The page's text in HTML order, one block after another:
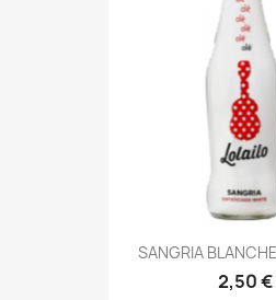
SANGRIA
2,50 €